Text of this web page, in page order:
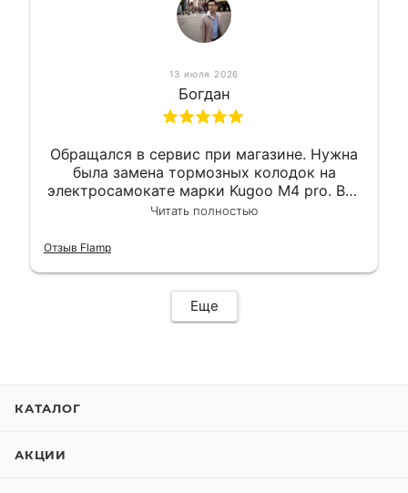
13 июля 2026
Богдан
Обращался в сервис при магазине. Нужна
была замена тормозных колодок на
электросамокате марки Kugoo M4 pro. Всё
сделали в лучшем виде и в максимально
гарантии, поэтому и обратился в этот
Читать полностью
Отзыв Flamp
Еще
КАТАЛОГ
АКЦИИ